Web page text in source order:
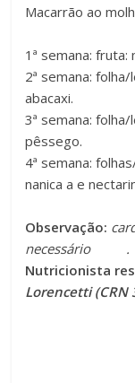
Macarrão ao
1ª semana: fruta:
2ª semana:
abacaxi.
3ª semana:
pêssego.
4ª semana:
nanica a e
Observação:
Nutricionista
Lorencetti (CRN